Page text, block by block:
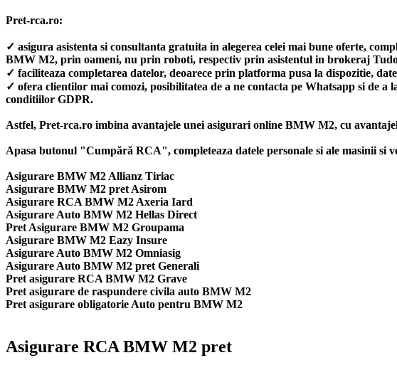
Pret-rca.ro:
✓ asigura asistenta si consultanta gratuita in alegerea celei mai bune oferte,
BMW M2, prin oameni, nu prin roboti, respectiv prin asistentul in brokeraj
✓ faciliteaza completarea datelor, deoarece prin platforma pusa la dispozitie,
✓ ofera clientilor mai comozi, posibilitatea de a ne contacta pe Whatsapp si de
conditiilor GDPR.
Astfel, Pret-rca.ro imbina avantajele unei asigurari online BMW M2, cu
Apasa butonul "Cumpără RCA", completeaza datele personale si ale masinii
Asigurare BMW M2 Allianz Tiriac
Asigurare BMW M2 pret Asirom
Asigurare RCA BMW M2 Axeria Iard
Asigurare Auto BMW M2 Hellas Direct
Pret Asigurare BMW M2 Groupama
Asigurare BMW M2 Eazy Insure
Asigurare Auto BMW M2 Omniasig
Asigurare Auto BMW M2 pret Generali
Pret asigurare RCA BMW M2 Grave
Pret asigurare de raspundere civila auto BMW M2
Pret asigurare obligatorie Auto pentru BMW M2
Asigurare RCA BMW M2 pret